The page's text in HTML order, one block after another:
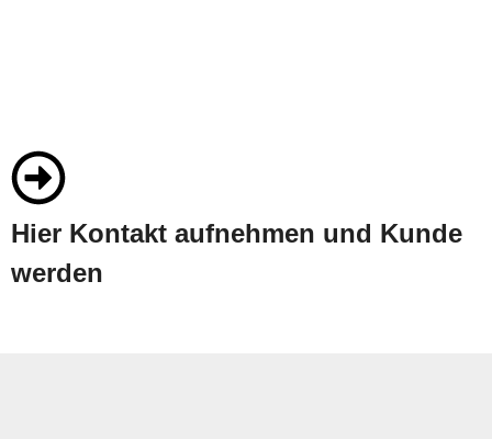
Hier Kontakt aufnehmen und Kunde
werden